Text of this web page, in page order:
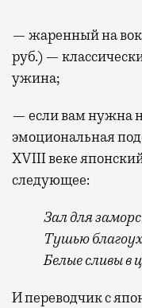
— жаренный на
руб.) —
ужина;
— если вам нужна
эмоциональная
XVIII веке
следующее:
Зал для
Тушью
Белые сливы в
И переводчик с